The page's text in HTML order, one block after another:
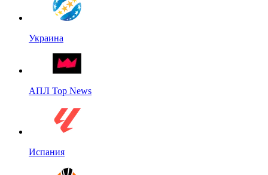
Украина
АПЛ Top News
Испания